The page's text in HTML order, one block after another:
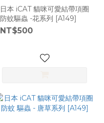
日本 iCAT 貓咪可愛結帶項圈
防蚊驅蟲 -花系列 [A149]
NT$500